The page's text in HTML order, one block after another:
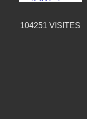
104251 VISITES